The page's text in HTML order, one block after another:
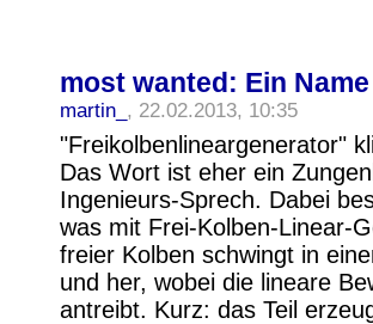
most wanted: Ein
martin_ , 22.02.2013, 10:35
"Freikolbenlineargenerator"
Das Wort ist eher ein
Ingenieurs-Sprech. Dabei
was mit Frei-Kolben-Linear-
freier Kolben schwingt in
und her, wobei die lineare
antreibt. Kurz: das Teil